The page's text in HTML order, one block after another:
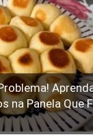
na Panela Que